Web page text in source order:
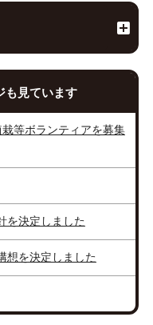
も見ています
等ボランティアを募集
を決定しました
想を決定しました